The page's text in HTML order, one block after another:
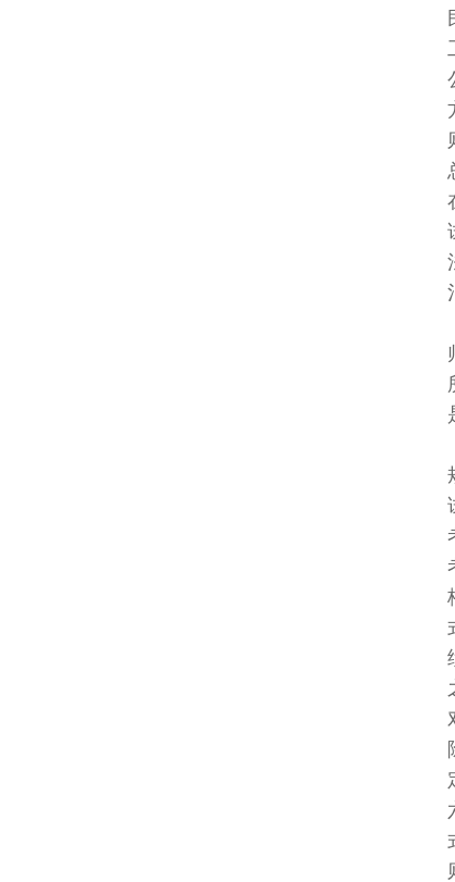
民参
工作
公平
方法
则、
总统
在建
试及
法之
治彼
依医
师证
所称
是立
（本
规定
试院
考资
考试
格或
式，
绩计
之应
对人
除由
定之
六十
式外
则（